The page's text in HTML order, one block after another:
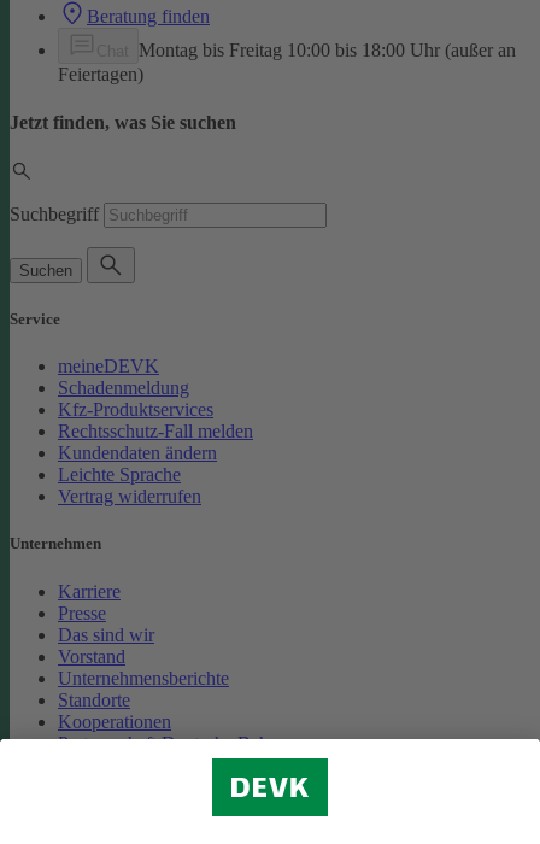
Beratung finden
Montag bis Freitag 10:00 bis 18:00 Uhr (außer an
Feiertagen)
Jetzt finden, was Sie suchen
Suchbegriff
Suchen
Service
meineDEVK
Schadenmeldung
Kfz-Produktservices
Rechtsschutz-Fall melden
Kundendaten ändern
Leichte Sprache
Vertrag widerrufen
Unternehmen
Karriere
Presse
Das sind wir
Vorstand
Unternehmensberichte
Standorte
Kooperationen
Partnerschaft Deutsche Bahn